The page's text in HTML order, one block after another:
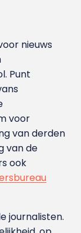
nieuws
Punt
voor
van derden
van de
ook
journalisten.